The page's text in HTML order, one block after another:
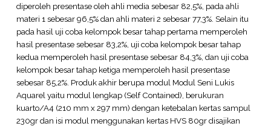
diperoleh presentase oleh ahli media sebesar 82,5%, pada ahli
materi 1 sebesar 96,5% dan ahli materi 2 sebesar 77,3%. Selain itu
pada hasil uji coba kelompok besar tahap pertama memperoleh
hasil presentase sebesar 83,2%, uji coba kelompok besar tahap
kedua memperoleh hasil presentase sebesar 84,3%, dan uji coba
kelompok besar tahap ketiga memperoleh hasil presentase
sebesar 85,2%. Produk akhir berupa modul Modul Seni Lukis
Aquarel yaitu modul lengkap (Self Contained), berukuran
kuarto/A4 (210 mm x 297 mm) dengan ketebalan kertas sampul
230gr dan isi modul menggunakan kertas HVS 80gr disajikan